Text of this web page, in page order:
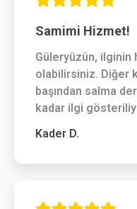
Samimi Hizmet!
Güleryüzün, ilginin
olabilirsiniz. Diğer
başından salma
kadar ilgi
Kader D.